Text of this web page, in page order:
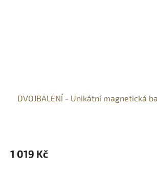
DVOJBALENÍ - Unikátní magnetická
1 019 Kč